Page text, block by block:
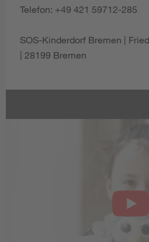
Telefon: +49 421 59712-285
SOS-Kinderdorf Bremen |
| 28199 Bremen